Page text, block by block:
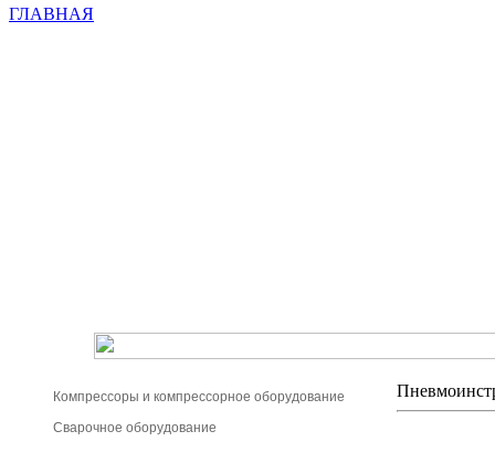
ГЛАВНАЯ
Компрессоры и компрессорное оборудование
Сварочное оборудование